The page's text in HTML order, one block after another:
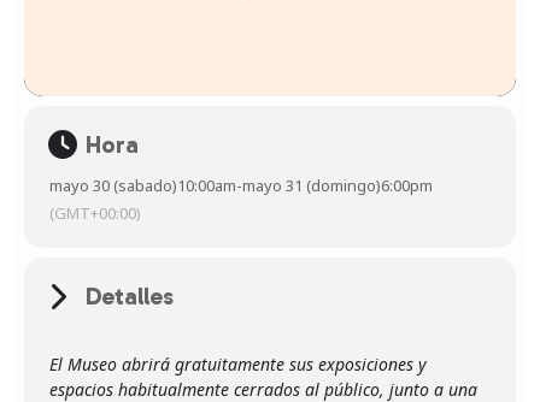
Hora
mayo 30 (sabado)10:00am-mayo 31 (domingo)6:00pm
(GMT+00:00)
Detalles
El Museo abrirá gratuitamente sus exposiciones y
espacios habitualmente cerrados al público, junto a una